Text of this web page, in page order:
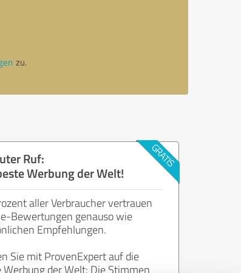
zu.
Ruf:
Werbung der Welt!
aller Verbraucher vertrauen
Bewertungen genauso wie
Empfehlungen.
Sie mit ProvenExpert auf die
Werbung der Welt: Die Stimmen